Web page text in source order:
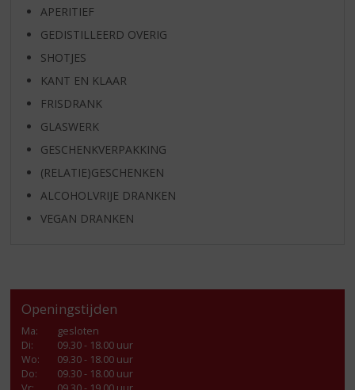
APERITIEF
GEDISTILLEERD OVERIG
SHOTJES
KANT EN KLAAR
FRISDRANK
GLASWERK
GESCHENKVERPAKKING
(RELATIE)GESCHENKEN
ALCOHOLVRIJE DRANKEN
VEGAN DRANKEN
Openingstijden
Ma:
gesloten
Di:
09.30 - 18.00 uur
Wo:
09.30 - 18.00 uur
Do:
09.30 - 18.00 uur